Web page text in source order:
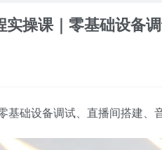
操课｜零基础设备
基础设备调试、直播间搭建、